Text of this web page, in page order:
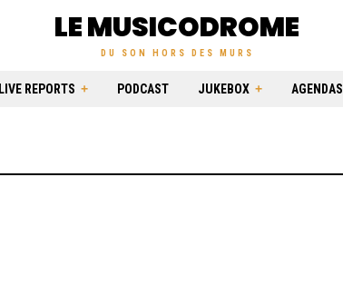
LE MUSICODROME
DU SON HORS DES MURS
LIVE REPORTS PODCAST JUKEBOX AGENDAS